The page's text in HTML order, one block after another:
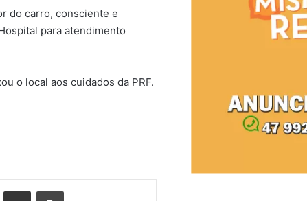
do carro, consciente e
para atendimento
o local aos cuidados da PRF.